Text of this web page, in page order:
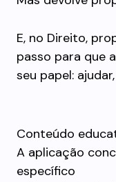
E, no Direito,
passo para que
seu papel:
Conteúdo
A aplicação
específico